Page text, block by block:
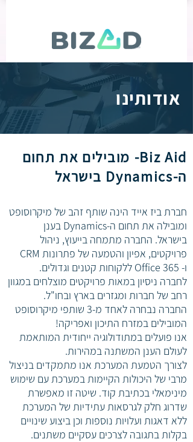
אודותינו
Biz Aid- מובילים את תחום
ה-Dynamics בישראל
חברת ביז אייד הינה שותף זהב של מיקרוסופט
ומובילה את תחום ה-Dynamics בענן
בישראל. החברה מתמחה בייעוץ, ניהול
פרויקטים, אפיון והטמעה של פתרונות CRM
ו- Office 365 ללקוחות קטנים וגדולים.
לחברה ניסיון במאות פרויקטים מוצלחים במגוון
רחב של חברות ומגזרים בארץ ובחו"ל.
החברה נבחרה לאחד מ-3 שותפי מיקרוסופט
המובילים במזרח התיכון ואפריקה!
אנו פועלים במתודולוגיה ייחודית המותאמת
לעולם הענן המשתנה במהירות.
לצורך הטמעת המערכת אנו מתמקדים בניצול
מרבי של היכולות הקיימות במערכת עם שימוש
מינימאלי בכתיבת קוד. שיטה זו מאפשרת
שדרוג חלק לגרסאות עתידיות של המערכת
ללא דאגות ועלויות נוספות וכן ביצוע שינויים
בקלות בתגובה לצרכים עסקיים משתנים.